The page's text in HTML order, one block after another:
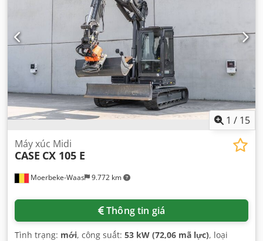
1 / 15
Moerbeke-Waas 9.772 km
Máy xúc Midi
CASE CX 105 E
Thông tin giá
Tình trạng: mới, công suất: 53 kW (72,06 mã lực), loại